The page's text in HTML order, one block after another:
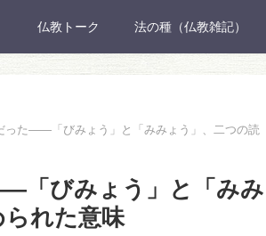
仏教トーク 法の種（仏教雑記）
った——「びみょう」と「みみょう」、二つの読
「びみょう」と「みみ
られた意味